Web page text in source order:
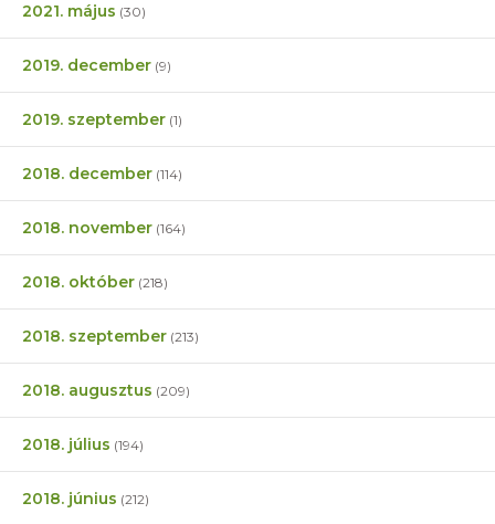
2021. május (30)
2019. december (9)
2019. szeptember (1)
2018. december (114)
2018. november (164)
2018. október (218)
2018. szeptember (213)
2018. augusztus (209)
2018. július (194)
2018. június (212)